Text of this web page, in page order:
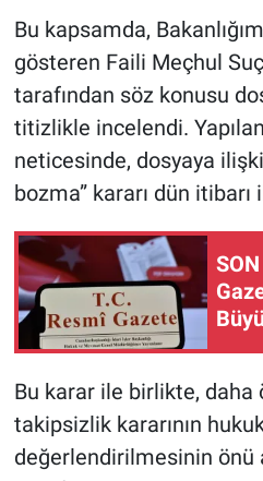
Bu kapsamda,
gösteren Faili Meçhul
tarafından söz konusu
titizlikle incelendi.
neticesinde, dosyaya
bozma” kararı dün itibarı
2026
Bu karar ile birlikte, daha
takipsizlik kararının
değerlendirilmesinin önü